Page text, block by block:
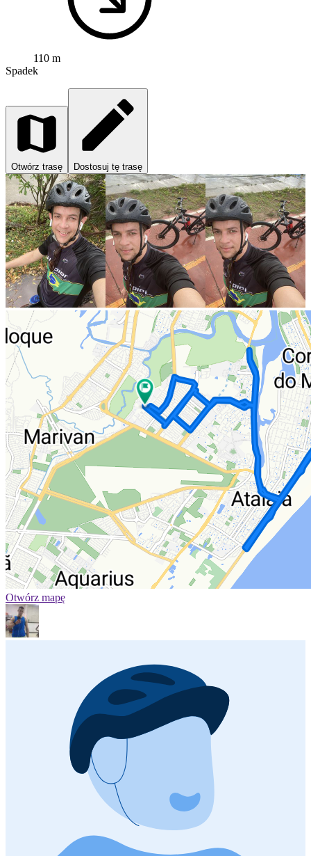
110 m
Spadek
Otwórz trasę Dostosuj tę trasę
Otwórz mapę